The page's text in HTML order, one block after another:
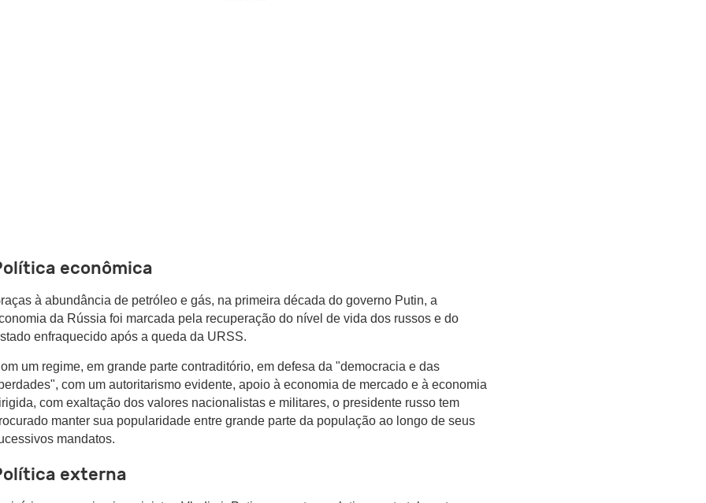
econômica
à abundância de petróleo e gás, na primeira década do governo Putin, a
da Rússia foi marcada pela recuperação do nível de vida dos russos e do
enfraquecido após a queda da URSS.
um regime, em grande parte contraditório, em defesa da "democracia e das
com um autoritarismo evidente, apoio à economia de mercado e à economia
com exaltação dos valores nacionalistas e militares, o presidente russo tem
manter sua popularidade entre grande parte da população ao longo de seus
mandatos.
externa